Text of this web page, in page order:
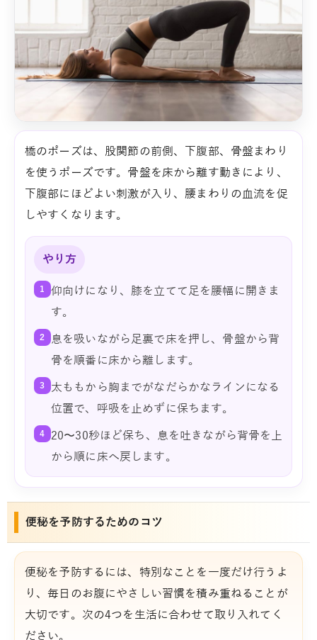
橋のポーズは、股関節の前側、下腹部、骨盤まわり
を使うポーズです。骨盤を床から離す動きにより、
下腹部にほどよい刺激が入り、腰まわりの血流を促
しやすくなります。
やり方
1
仰向けになり、膝を立てて足を腰幅に開きま
す。
2
息を吸いながら足裏で床を押し、骨盤から背
骨を順番に床から離します。
3
太ももから胸までがなだらかなラインになる
位置で、呼吸を止めずに保ちます。
4
20〜30秒ほど保ち、息を吐きながら背骨を上
から順に床へ戻します。
便秘を予防するためのコツ
便秘を予防するには、特別なことを一度だけ行うよ
り、毎日のお腹にやさしい習慣を積み重ねることが
大切です。次の4つを生活に合わせて取り入れてく
ださい。